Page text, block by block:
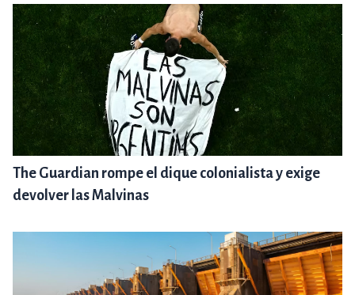
The Guardian rompe el dique colonialista y exige
devolver las Malvinas